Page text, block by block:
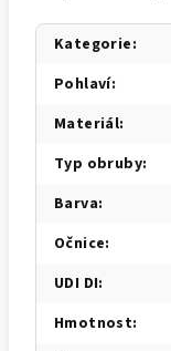
Kategorie:
Pohlaví:
Materiál:
Typ obruby:
Barva:
Očnice:
UDI DI:
Hmotnost: